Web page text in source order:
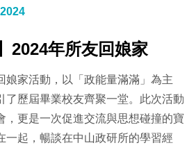
2024年所友回娘家
娘家活動，以「政能量滿滿」為主
了歷屆畢業校友齊聚一堂。此次活動
，更是一次促進交流與思想碰撞的寶
一起，暢談在中山政研所的學習經